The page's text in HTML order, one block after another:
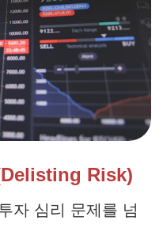
Risk)
자 심리 문제를 넘